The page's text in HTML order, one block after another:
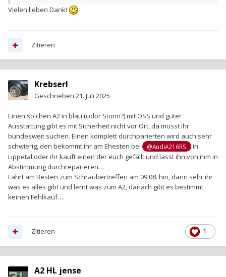
folgende empfohlen (das richten die beiden vorgenannten
aus):
Gutes Gelingen und Willkommen im Forum! Und bei so viel
Liebe kann ich dir die Club-Mitgliedschaft ans Herz legen
Vielen lieben Dank!
Zitieren
Krebserl
Geschrieben 21. Juli 2025
Einen solchen A2 in blau (color Storm?) mit OSS und guter
Ausstattung gibt es mit Sicherheit nicht vor Ort, da müsst ihr
bundesweit suchen. Einen komplett durchparierten wird auch sehr
schwierig, den bekommt ihr am Ehesten bei
@AudiA216RS
in
Lippetal oder ihr kauft einen der euch gefällt und lasst ihn von ihm in
Abstimmung durchreparieren…
Fahrt am Besten zum Schraubertreffen am 09.08. hin, dann sehr ihr
was es alles gibt und lernt was zum A2, danach gibt es bestimmt
keinen Fehlkauf….
1
Zitieren
A2 HL jense